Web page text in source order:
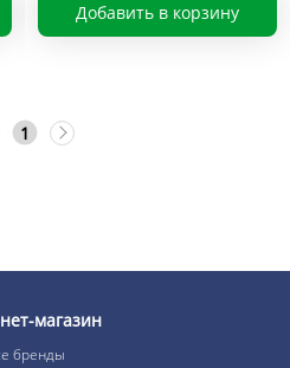
Добавить в корзину
1
магазин
бренды